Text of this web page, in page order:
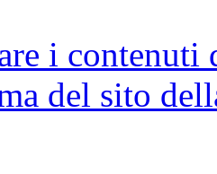
i contenuti
del sito